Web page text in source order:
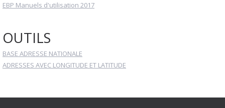
EBP Manuels d'utilisation 2017
OUTILS
BASE ADRESSE NATIONALE
ADRESSES AVEC LONGITUDE ET LATITUDE